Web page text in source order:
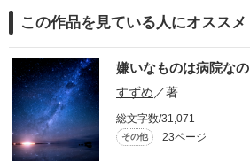
この作品を見ている人にオススメ
嫌いなものは病院なの
すずめ／著
総文字数/31,071
その他 23ページ